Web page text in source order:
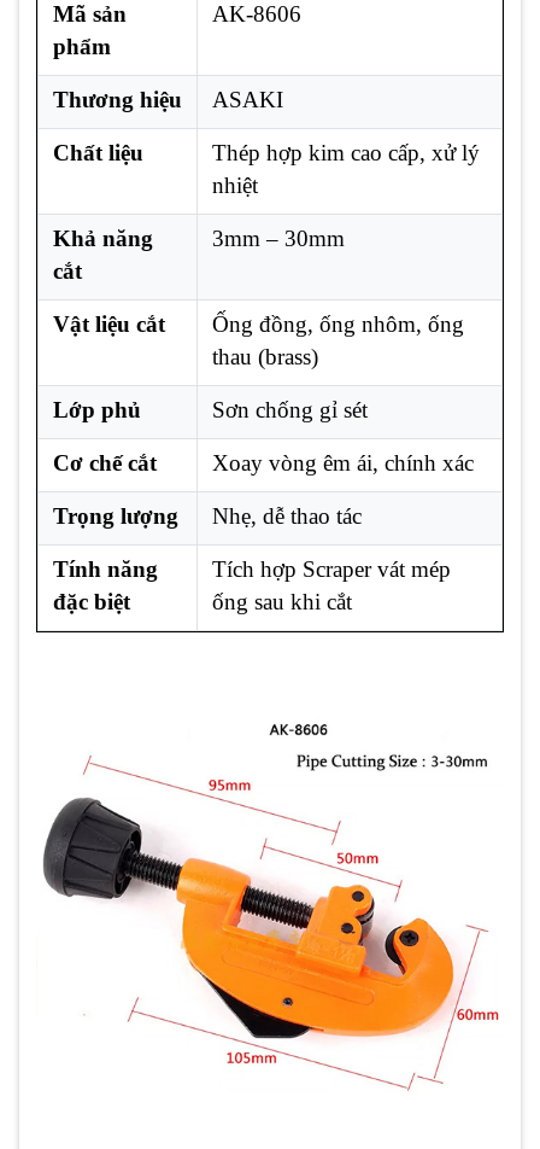
Mã sản
phẩm
AK-8606
Thương hiệu ASAKI
Chất liệu
Thép hợp kim cao cấp, xử lý
nhiệt
Khả năng
cắt
3mm – 30mm
Vật liệu cắt
Ống đồng, ống nhôm, ống
thau (brass)
Lớp phủ Sơn chống gỉ sét
Cơ chế cắt Xoay vòng êm ái, chính xác
Trọng lượng Nhẹ, dễ thao tác
Tính năng
đặc biệt
Tích hợp Scraper vát mép
ống sau khi cắt